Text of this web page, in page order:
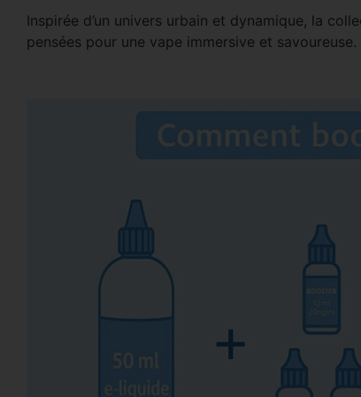
Inspirée d’un univers urbain et dynamique, la
pensées pour une vape immersive et savoureuse.